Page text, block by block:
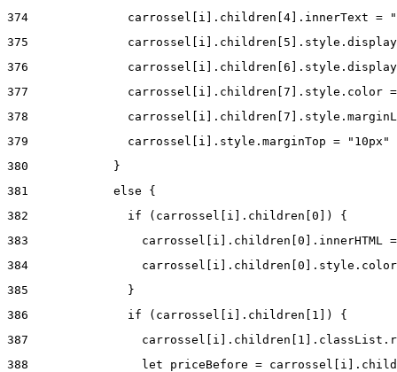
374
carrossel[i].children[4].innerText =
375
376
377
carrossel[i].children[7].style.color
378
379
              carrossel[i].style.marginTop = "10px"
380
            }
381
            else {
382
              if (carrossel[i].children[0]) {
383
carrossel[i].children[0].innerHTML
384
385
              }
386
              if (carrossel[i].children[1]) {
387
388
let priceBefore =